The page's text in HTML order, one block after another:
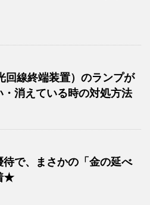
回線終端装置）のランプが
・消えている時の対処方法
で、まさかの「金の延べ
★